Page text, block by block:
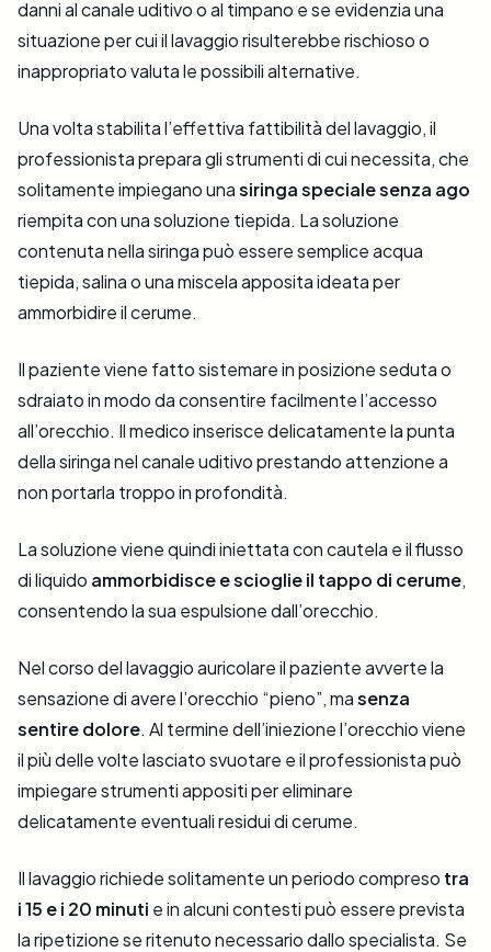
danni al canale uditivo o al timpano e se evidenzia una
situazione per cui il lavaggio risulterebbe rischioso o
inappropriato valuta le possibili alternative.
Una volta stabilita l’effettiva fattibilità del lavaggio, il
professionista prepara gli strumenti di cui necessita, che
solitamente impiegano unasiringa speciale senza ago
riempita con una soluzione tiepida. La soluzione
contenuta nella siringa può essere semplice acqua
tiepida, salina o una miscela apposita ideata per
ammorbidire il cerume.
Il paziente viene fatto sistemare in posizione seduta o
sdraiato in modo da consentire facilmente l’accesso
all’orecchio. Il medico inserisce delicatamente la punta
della siringa nel canale uditivo prestando attenzione a
non portarla troppo in profondità.
La soluzione viene quindi iniettata con cautela e il flusso
di liquido ammorbidisce e scioglie il tappo di cerume,
consentendo la sua espulsione dall’orecchio.
Nel corso del lavaggio auricolare il paziente avverte la
sensazione di avere l’orecchio “pieno”, masenza
sentire dolore. Al termine dell’iniezione l’orecchio viene
il più delle volte lasciato svuotare e il professionista può
impiegare strumenti appositi per eliminare
delicatamente eventuali residui di cerume.
Il lavaggio richiede solitamente un periodo compreso tra
i 15 e i 20 minuti e in alcuni contesti può essere prevista
la ripetizione se ritenuto necessario dallo specialista. Se